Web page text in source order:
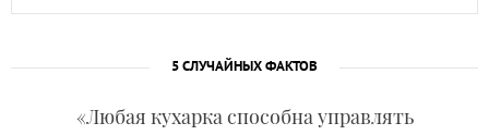
5 СЛУЧАЙНЫХ ФАКТОВ
«Любая кухарка способна управлять